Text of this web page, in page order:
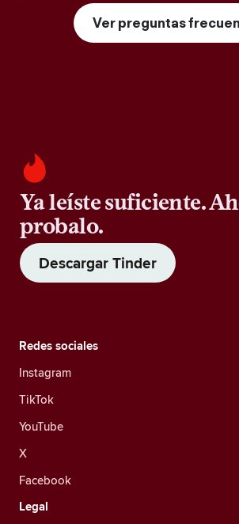
Ver preguntas
Ya leíste suficiente.
probalo.
Descargar Tinder
Redes sociales
Instagram
TikTok
YouTube
X
Facebook
Legal